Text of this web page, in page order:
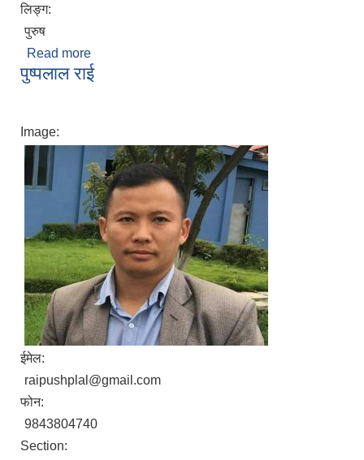
लिङ्ग:
पुरुष
Read more
पुष्पलाल राई
Image:
ईमेल:
raipushplal@gmail.com
फोन:
9843804740
Section: